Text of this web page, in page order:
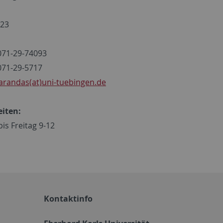
29-74093
29-5717
tuebingen.de
Freitag 9-12
Kontaktinfo